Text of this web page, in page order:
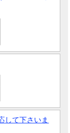
して下さいま